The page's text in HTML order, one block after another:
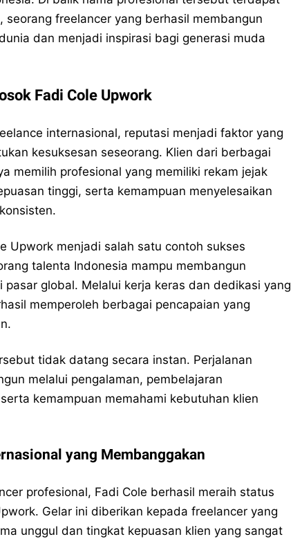
seorang freelancer yang berhasil membangun
dan menjadi inspirasi bagi generasi muda
Fadi Cole Upwork
internasional, reputasi menjadi faktor yang
kesuksesan seseorang. Klien dari berbagai
memilih profesional yang memiliki rekam jejak
tinggi, serta kemampuan menyelesaikan
Upwork menjadi salah satu contoh sukses
talenta Indonesia mampu membangun
pasar global. Melalui kerja keras dan dedikasi yang
memperoleh berbagai pencapaian yang
tidak datang secara instan. Perjalanan
melalui pengalaman, pembelajaran
kemampuan memahami kebutuhan klien
yang Membanggakan
profesional, Fadi Cole berhasil meraih status
Gelar ini diberikan kepada freelancer yang
unggul dan tingkat kepuasan klien yang sangat